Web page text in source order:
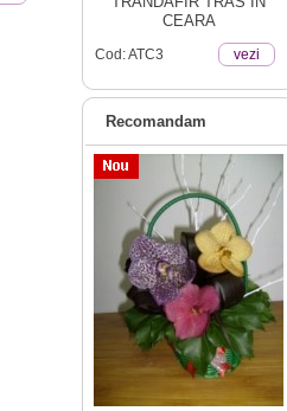
CEARA
Cod: ATC3 vezi
Recomandam